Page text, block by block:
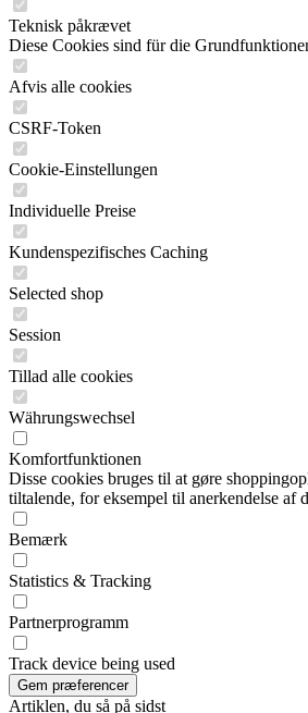
Teknisk påkrævet
Diese Cookies sind für die
Afvis alle cookies
CSRF-Token
Cookie-Einstellungen
Individuelle Preise
Kundenspezifisches Caching
Selected shop
Session
Tillad alle cookies
Währungswechsel
Komfortfunktionen
Disse cookies bruges til at gøre
tiltalende, for eksempel til anerkendelse af
Bemærk
Statistics & Tracking
Partnerprogramm
Track device being used
Artiklen, du så på sidst